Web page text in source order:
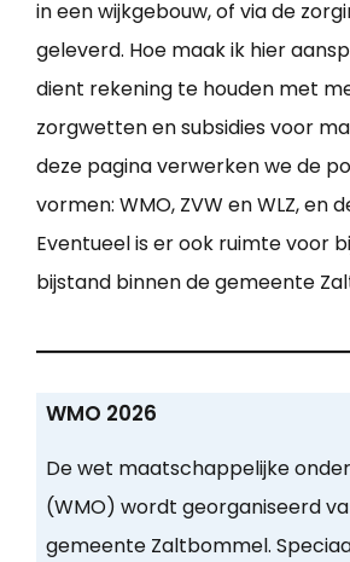
in een wijkgebouw, of via de
geleverd. Hoe maak ik hier
dient rekening te houden met
zorgwetten en subsidies voor
deze pagina verwerken we de
vormen: WMO, ZVW en WLZ, en
Eventueel is er ook ruimte voor
bijstand binnen de gemeente
WMO 2026
De wet maatschappelijke
(WMO) wordt georganiseerd
gemeente Zaltbommel.